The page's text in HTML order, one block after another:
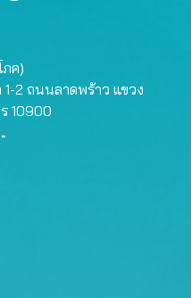
ค)
1-2 ถนนลาดพร้าว แขวง
10900